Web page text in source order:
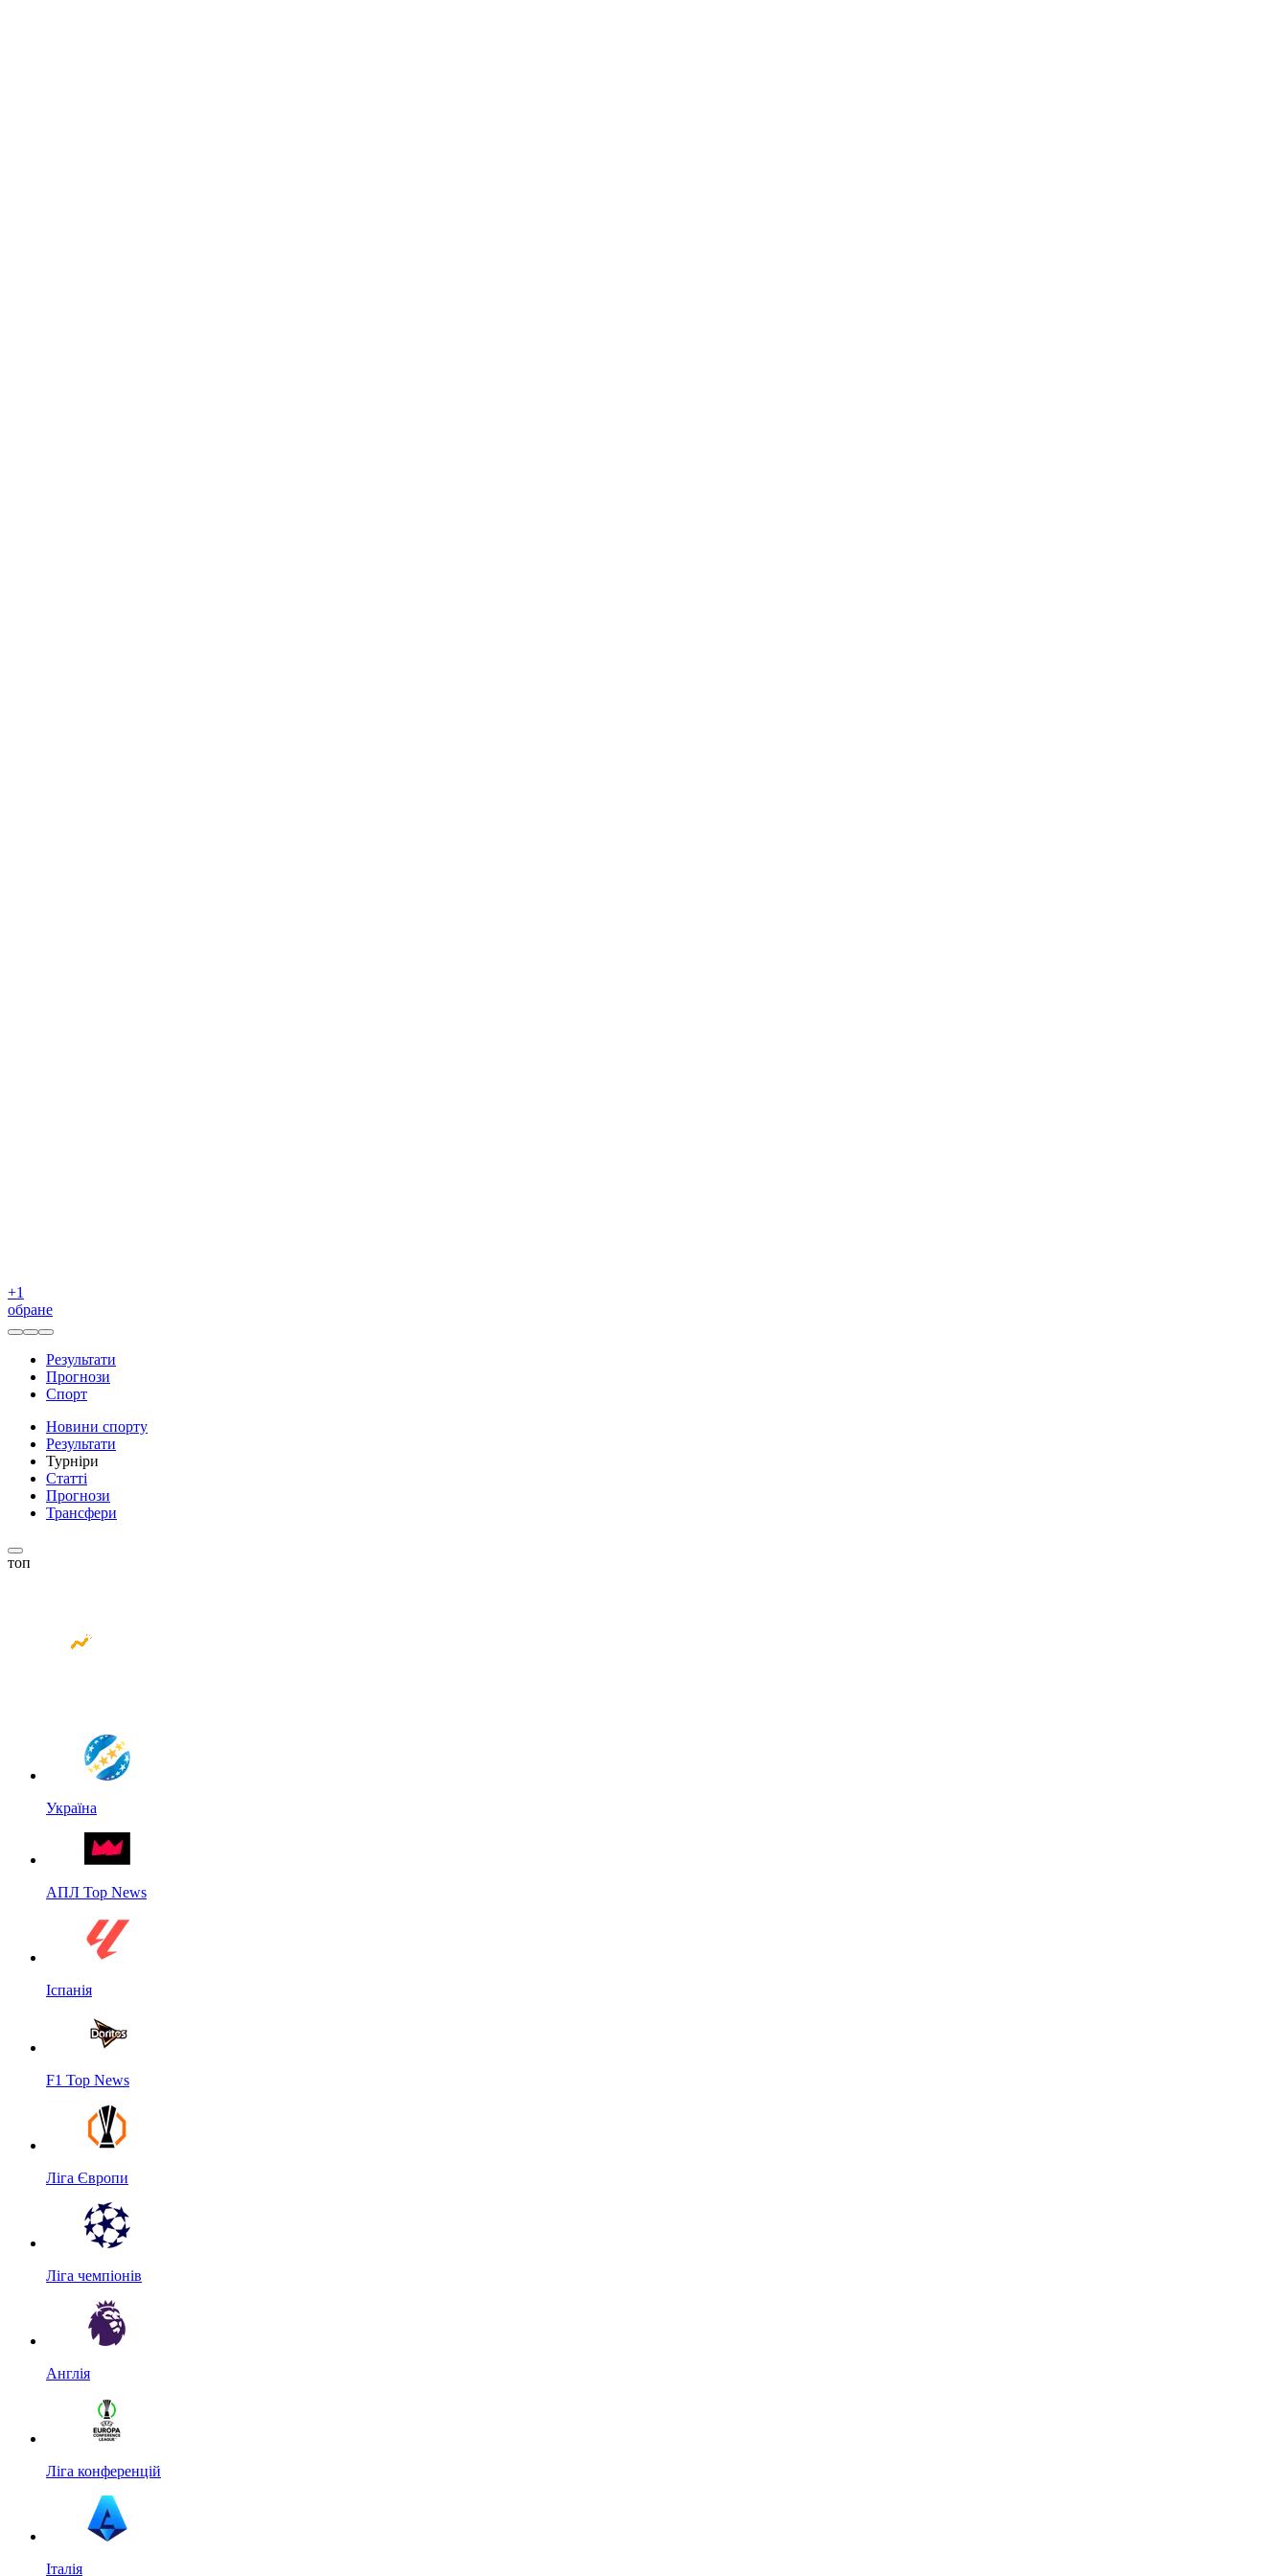
+1
обране
Результати
Прогнози
Спорт
Новини спорту
Результати
Турніри
Статті
Прогнози
Трансфери
топ
Україна
АПЛ Top News
Іспанія
F1 Top News
Ліга Європи
Ліга чемпіонів
Англія
Ліга конференцій
Італія